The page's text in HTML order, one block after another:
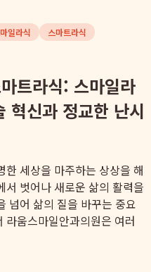
일라식
스마트라식
트라식: 스마일라
혁신과 정교한 난시
세상을 마주하는 상상을 해
벗어나 새로운 삶의 활력을
넘어 삶의 질을 바꾸는 중요
라움스마일안과의원은 여러